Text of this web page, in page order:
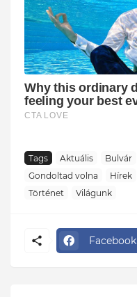
Tags Aktuális Bulvár
Gondoltad volna
Hírek
Történet
Világunk
Facebook